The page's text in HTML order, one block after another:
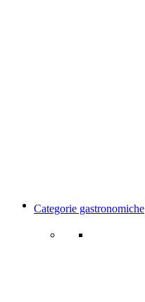
Categorie gastronomiche